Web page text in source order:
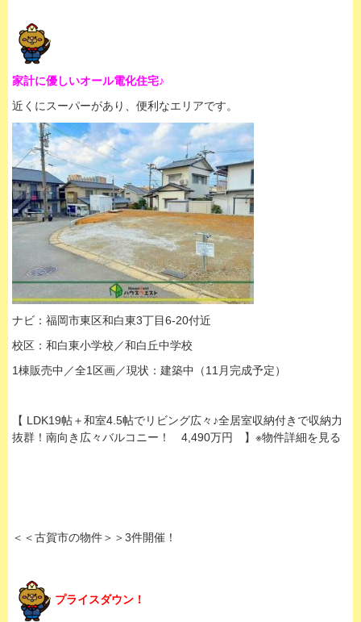
家計に優しいオール電化住宅♪
近くにスーパーがあり、便利なエリアです。
ナビ：福岡市東区和白東3丁目6-20付近
校区：和白東小学校／和白丘中学校
1棟販売中／全1区画／現状：建築中（11月完成予定）
【 LDK19帖＋和室4.5帖でリビング広々♪全居室収納付きで収納力
抜群！南向き広々バルコニー！ 4,490万円 】※物件詳細を見る
＜＜古賀市の物件＞＞3件開催！
プライスダウン！